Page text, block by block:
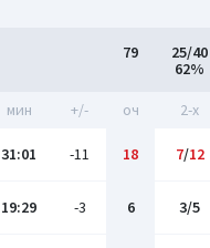
79
25/40
62%
мин +/- оч 2-x
31:01 -11 18 7/12
19:29 -3 6 3/5